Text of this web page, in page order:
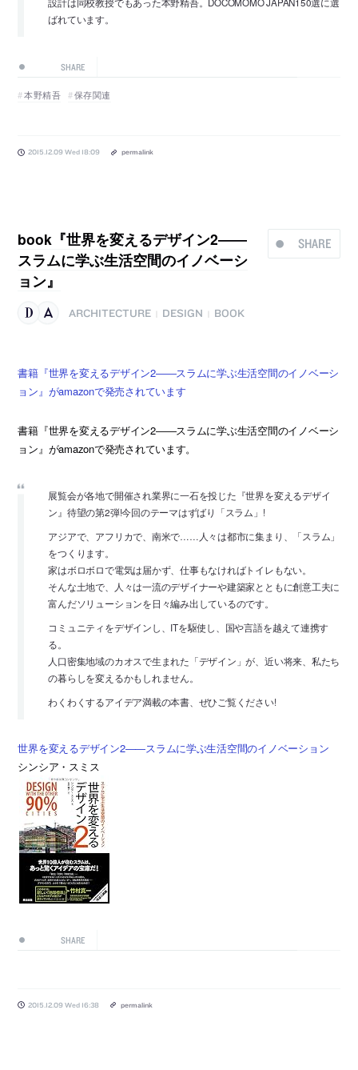
ばれています。
SHARE
本野精吾 保存関連
2015.12.09 Wed 18:09 permalink
SHARE
book『世界を変えるデザイン2――
スラムに学ぶ生活空間のイノベーシ
ョン』
ARCHITECTURE DESIGN BOOK
書籍『世界を変えるデザイン2――スラムに学ぶ生活空間のイノベーシ
ョン』がamazonで発売されています
書籍『世界を変えるデザイン2――スラムに学ぶ生活空間のイノベーシ
ョン』がamazonで発売されています。
展覧会が各地で開催され業界に一石を投じた『世界を変えるデザイ
ン』待望の第2弾!今回のテーマはずばり「スラム」!
アジアで、アフリカで、南米で……人々は都市に集まり、「スラム」
をつくります。
家はボロボロで電気は届かず、仕事もなければトイレもない。
そんな土地で、人々は一流のデザイナーや建築家とともに創意工夫に
富んだソリューションを日々編み出しているのです。
コミュニティをデザインし、ITを駆使し、国や言語を越えて連携す
る。
人口密集地域のカオスで生まれた「デザイン」が、近い将来、私たち
の暮らしを変えるかもしれません。
わくわくするアイデア満載の本書、ぜひご覧ください!
世界を変えるデザイン2――スラムに学ぶ生活空間のイノベーション
シンシア・スミス
SHARE
2015.12.09 Wed 16:38 permalink